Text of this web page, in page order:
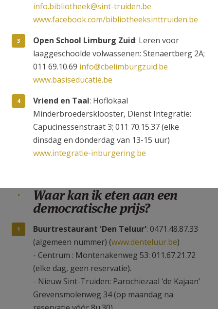
info.bibliotheek@sint-truiden.be
www.facebook.com/bibliotheeksinttruiden.be
Open School Limburg Zuid: Leren voor
laaggeschoolde volwassenen: Stenaertberg 2A;
011 69.10.69 info@cbelimburgzuid.be
www.basiseducatie.be
Vriend en Taal: Hoflokaal
Minderbroedersklooster, Dienst Integratie:
Capucinessenstraat 3; 011 70.15.37 (elke
dinsdag en donderdag van 13-15 uur)
www.integratie-inburgering.be
Waar kan ik eten aan een
democratische prijs?
Buurtrestaurant 'Den Teluur': 0471.48.87.33
(algemeen nummer) (www.denteluur.be)
- Centrum : Montenakenweg 53: 011.67.21.72
(elke dag, geen reservatie).
- Nieuw Sint-Truiden: Parochiezaal ‘de Kajaan’
Grevensmolenweg 34 (op maandag na